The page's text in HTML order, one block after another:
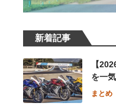
新着記事
【
を一
まとめ